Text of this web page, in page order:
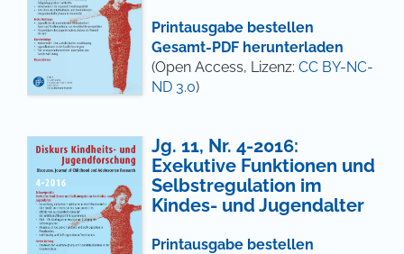
Printausgabe bestellen
Gesamt-PDF herunterladen
(Open Access, Lizenz: CC BY-NC-
ND 3.0)
Jg. 11, Nr. 4-2016:
Exekutive Funktionen und
Selbstregulation im
Kindes- und Jugendalter
Printausgabe bestellen